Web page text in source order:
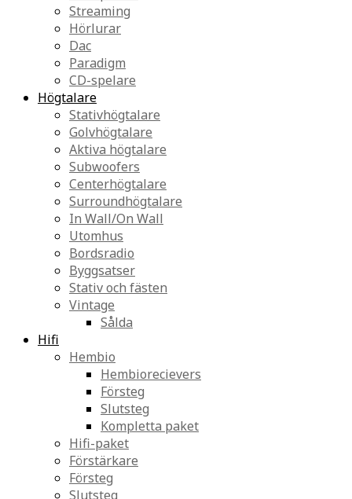
Streaming
Hörlurar
Dac
Paradigm
CD-spelare
Högtalare
Stativhögtalare
Golvhögtalare
Aktiva högtalare
Subwoofers
Centerhögtalare
Surroundhögtalare
In Wall/On Wall
Utomhus
Bordsradio
Byggsatser
Stativ och fästen
Vintage
Sålda
Hifi
Hembio
Hembiorecievers
Försteg
Slutsteg
Kompletta paket
Hifi-paket
Förstärkare
Försteg
Slutsteg